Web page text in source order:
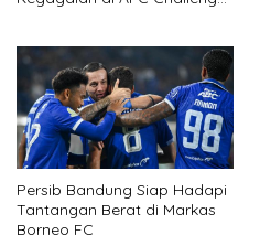
Persib Bandung Siap Hadapi
Tantangan Berat di Markas
Borneo FC